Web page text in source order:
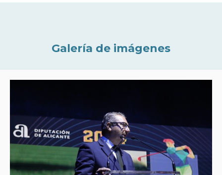
Galería de imágenes